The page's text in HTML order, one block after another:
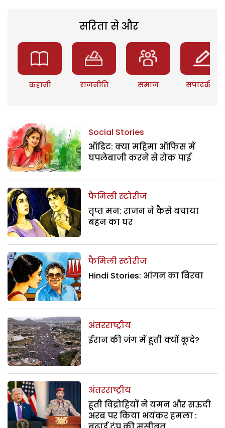
सरिता से और
कहानी राजनीति समाज संपादकीय
Social Stories
ऑडिट: क्या महिमा ऑफिस में
घपलेबाजी करने से रोक पाई
फैमिली स्टोरीज
तृप्त मन: राजन ने कैसे बचाया
बहन का घर
फैमिली स्टोरीज
Hindi Stories: आंगन का बिरवा
अंतरराष्ट्रीय
ईरान की जंग में हूती क्यों कूदे?
अंतरराष्ट्रीय
हूती विद्रोहियों ने यमन और सऊदी
अरब पर किया भयंकर हमला :